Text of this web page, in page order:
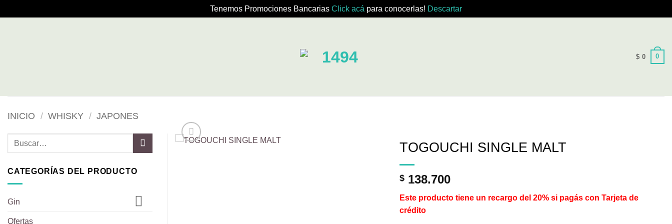
Tenemos Promociones Bancarias Click acá para conocerlas! Descartar
$ 0 0
INICIO / WHISKY / JAPONES
TOGOUCHI SINGLE MALT
$ 138.700
Este producto tiene un recargo del 20% si pagás con Tarjeta de
crédito
Buscar
CATEGORÍAS DEL PRODUCTO
Gin
Ofertas